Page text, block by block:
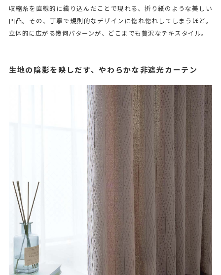
収縮糸を直線的に織り込んだことで現れる、折り紙のような美しい
凹凸。その、丁寧で規則的なデザインに惚れ惚れしてしまうほど。
立体的に広がる幾何パターンが、どこまでも贅沢なテキスタイル。
生地の陰影を映しだす、やわらかな非遮光カーテン